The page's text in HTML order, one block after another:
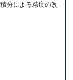
分による精度の改